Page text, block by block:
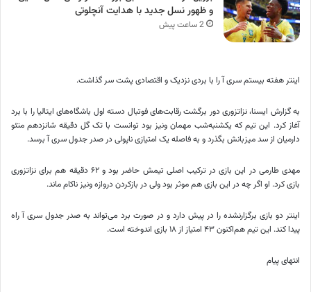
و ظهور نسل جدید با هدایت آنچلوتی
2 ساعت پیش
اینتر هفته بیستم سری آ را با بردی نزدیک و اقتصادی پشت سر گذاشت.
به گزارش ایسنا، نزاتزوری دور برگشت رقابت‌های فوتبال دسته اول باشگاه‌های ایتالیا را با برد
آغاز کرد. این تیم که یکشنبه‌شب مهمان ونیز بود توانست با تک گل دقیقه شانزدهم متئو
دارمیان از سد میزبانش بگذرد و به فاصله یک امتیازی ناپولی در صدر جدول سری آ برسد.
مهدی طارمی در این بازی در ترکیب اصلی تیمش حاضر بود و ۶۲ دقیقه هم برای نزاتزوری
بازی کرد. او اگر چه در این بازی هم موثر بود ولی در بازکردن دروازه ونیز ناکام ماند.
اینتر دو بازی برگزارنشده را در پیش دارد و در صورت برد می‌تواند به صدر جدول سری آ راه
پیدا کند. این تیم هم‌اکنون ۴۳ امتیاز از ۱۸ بازی اندوخته است.
انتهای پیام